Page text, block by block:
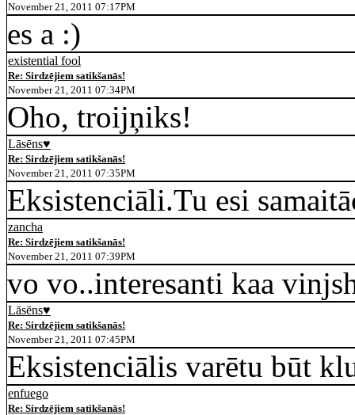
November 21, 2011 07:17PM
es a :)
existential fool
Re: Sirdzējiem satikšanās!
November 21, 2011 07:34PM
Oho, troijņiks!
Lāsēns♥
Re: Sirdzējiem satikšanās!
November 21, 2011 07:35PM
Eksistenciāli.Tu esi
zancha
Re: Sirdzējiem satikšanās!
November 21, 2011 07:39PM
vo vo..interesanti kaa
Lāsēns♥
Re: Sirdzējiem satikšanās!
November 21, 2011 07:45PM
Eksistenciālis varētu būt
enfuego
Re: Sirdzējiem satikšanās!